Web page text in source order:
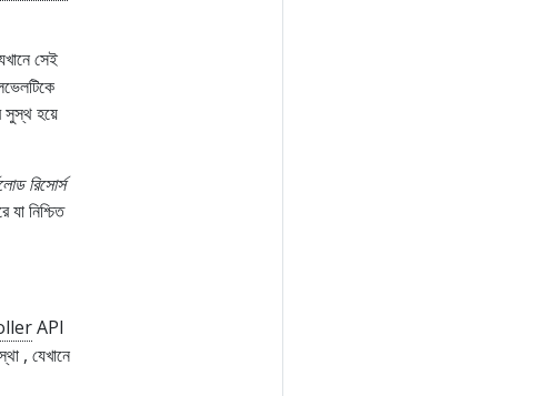
সেই
সুস্থ হয়ে
রিসোর্স
নিশ্চিত
API
, যেখানে